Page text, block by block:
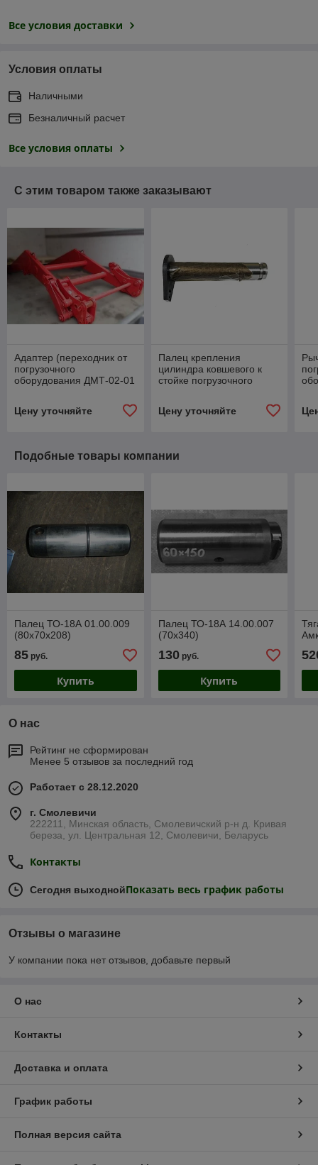
Все условия доставки
Условия оплаты
Наличными
Безналичный расчет
Все условия оплаты
С этим товаром также заказывают
Адаптер (переходник от
погрузочного
оборудования ДМТ-02-01
Цену уточняйте
Палец крепления
цилиндра ковшевого к
стойке погрузочного
Цену уточняйте
Подобные товары компании
Палец ТО-18А 01.00.009
(80х70х208)
85 руб.
Купить
Палец ТО-18А 14.00.007
(70х340)
130руб.
Купить
О нас
Рейтинг не сформирован
Менее 5 отзывов за последний год
Работает с 28.12.2020
г. Смолевичи
222211, Минская область, Смолевичский р-н д. Кривая
береза, ул. Центральная 12, Смолевичи, Беларусь
Контакты
Сегодня выходнойПоказать весь график работы
Отзывы о магазине
У компании пока нет отзывов, добавьте первый
О нас
Контакты
Доставка и оплата
График работы
Полная версия сайта